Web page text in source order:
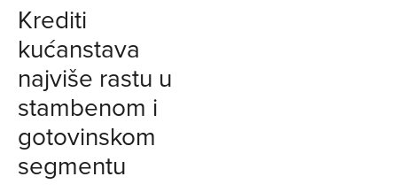
Krediti
kućanstava
najviše rastu u
stambenom i
gotovinskom
segmentu